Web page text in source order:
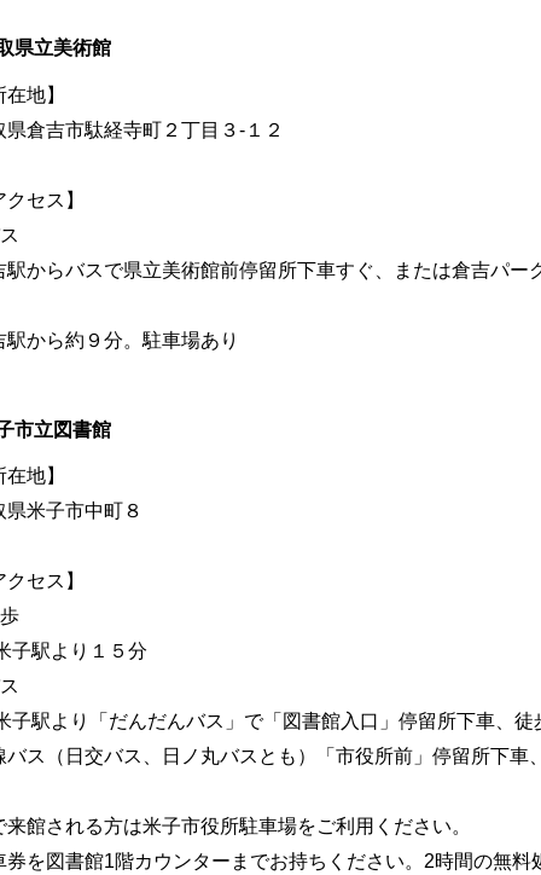
県立美術館
地】
県倉吉市駄経寺町２丁目３-１２
セス】
駅からバスで県立美術館前停留所下車すぐ、または倉吉パー
駅から約９分。駐車場あり
市立図書館
地】
県米子市中町８
セス】
子駅より１５分
子駅より「だんだんバス」 で「図書館入口」停留所下車、徒
バス（日交バス、日ノ丸バスとも）「市役所前」停留所下車
来館される方は米子市役所駐車場をご利用ください。
券を図書館1階カウンターまでお持ちください。2時間の無料